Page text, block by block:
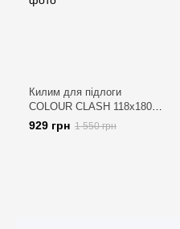
Килим для підлоги
COLOUR CLASH 118х180
см. H:150 см. L:90 см.
1000338244
929 грн 1 550 грн